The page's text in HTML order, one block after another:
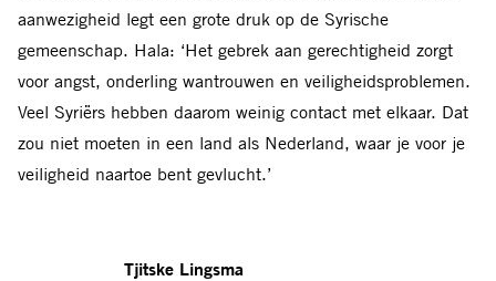
aanwezigheid legt een grote druk op de Syrische
gemeenschap. Hala: ‘Het gebrek aan gerechtigheid zorgt
voor angst, onderling wantrouwen en veiligheidsproblemen.
Veel Syriërs hebben daarom weinig contact met elkaar. Dat
zou niet moeten in een land als Nederland, waar je voor je
veiligheid naartoe bent gevlucht.’
Tjitske Lingsma